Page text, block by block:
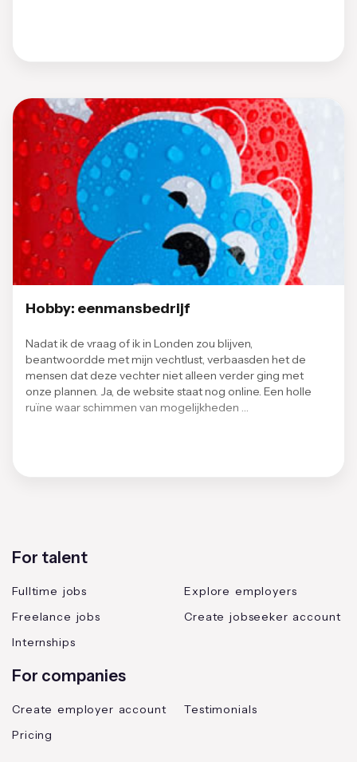
Hobby: eenmansbedrijf
Nadat ik de vraag of ik in Londen zou blijven,
beantwoordde met mijn vechtlust, verbaasden het de
mensen dat deze vechter niet alleen verder ging met
onze plannen. Ja, de website staat nog online. Een holle
ruïne waar schimmen van mogelijkheden …
For talent
Fulltime jobs
Freelance jobs
Internships
Explore employers
Create jobseeker account
For companies
Create employer account
Pricing
Testimonials